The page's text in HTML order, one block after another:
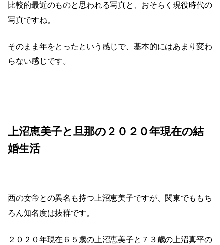
比較的最近のものと思われる写真と、おそらく現役時代の
写真ですね。
そのまま年をとったという感じで、基本的にはあまり変わ
らない感じです。
上沼恵美子と旦那の２０２０年現在の結
婚生活
西の女帝との異名も持つ上沼恵美子ですが、関東でももち
ろん知名度は抜群です。
２０２０年現在６５歳の上沼恵美子と７３歳の上沼真平の